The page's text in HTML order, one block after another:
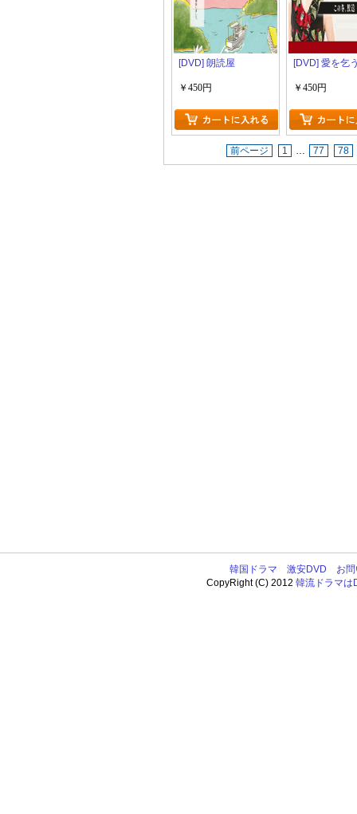
[DVD] 朗読屋
￥450円
[DVD] 愛を乞
￥450円
前ページ 1 … 77 78
韓国ドラマ 激安DVD
お
CopyRight (C) 2012韓流ドラマは